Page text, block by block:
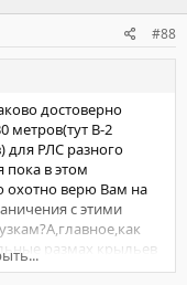
#88
достоверно
метров(тут В-2
для РЛС разного
пока в этом
верю Вам на
с этими
размах крыльев
вставки